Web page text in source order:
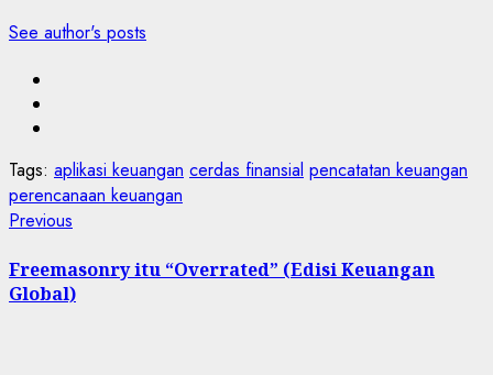
See author's posts
Tags: aplikasi keuangan cerdas finansial pencatatan keuangan
perencanaan keuangan
Post
navigation
Previous
Freemasonry itu “Overrated” (Edisi Keuangan
Global)